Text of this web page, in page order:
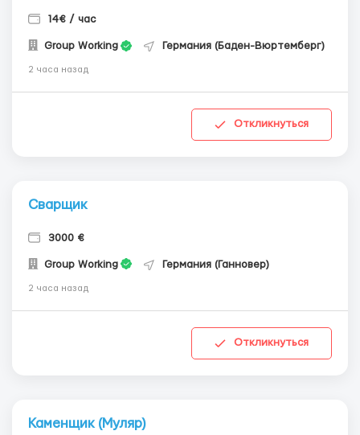
14€ / час
Group Working Германия (Баден-Вюртемберг)
2 часа назад
Откликнуться
Сварщик
3000 €
Group Working Германия (Ганновер)
2 часа назад
Откликнуться
Каменщик (Муляр)